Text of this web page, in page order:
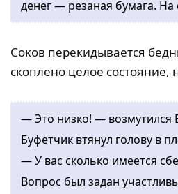
денег — резаная бумага. На
Соков перекидывается
скоплено целое состояние,
— Это низко! —
Буфетчик втянул голову в
— У вас сколько имеется
Вопрос был задан